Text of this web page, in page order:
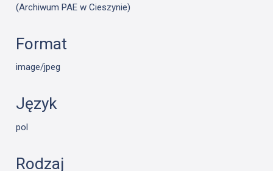
(Archiwum PAE w Cieszynie)
Format
image/jpeg
Język
pol
Rodzaj